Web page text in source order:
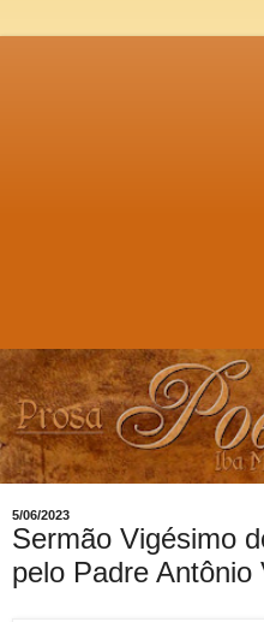
5/06/2023
Sermão Vigésimo
pelo Padre Antônio